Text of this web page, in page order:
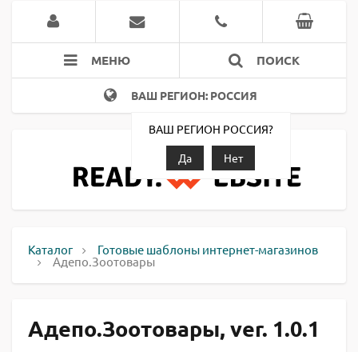
МЕНЮ ПОИСК
ВАШ РЕГИОН: РОССИЯ
ВАШ РЕГИОН РОССИЯ?
Да
Нет
Каталог Готовые шаблоны интернет-магазинов
Адепо.Зоотовары
Адепо.Зоотовары, ver. 1.0.1